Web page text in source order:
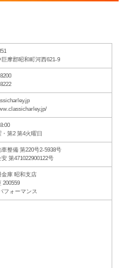
摩郡昭和町河西621-9
第2 第4火曜日
車整備 第220号2-5938号
第471022900122号
金庫 昭和支店
200559
フォーマンス